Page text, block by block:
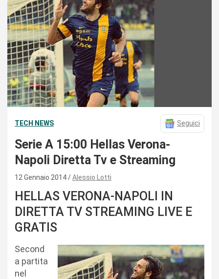
TECH NEWS Seguici
Serie A 15:00 Hellas Verona-
Napoli Diretta Tv e Streaming
12 Gennaio 2014 Alessio Lotti
HELLAS VERONA-NAPOLI IN
DIRETTA TV STREAMING LIVE E
GRATIS
Second
a partita
nel